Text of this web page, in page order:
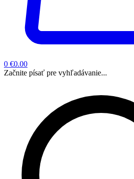
0 €0.00
Začnite písať pre vyhľadávanie...